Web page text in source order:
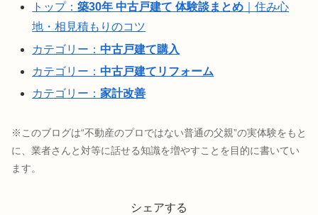
トップ：築30年 中古戸建て 体験談まとめ ｜住み心
地・相見積もりのコツ
カテゴリー：中古戸建て購入
カテゴリー：中古戸建てリフォーム
カテゴリー：家計改善
※このブログは“不動産のプロではない普通の父親”の実体験をもと
に、業者さんと対等に話せる知識を増やすことを目的に書いてい
ます。
シェアする